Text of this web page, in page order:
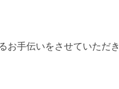
お手伝いをさせていただき